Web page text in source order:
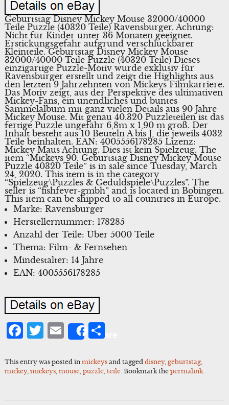
Geburtstag Disney Mickey Mouse 32000/40000
Teile Puzzle (40320 Teile) Ravensburger. Achtung:
Nicht für Kinder unter 36 Monaten geeignet.
Erstickungsgefahr aufgrund verschluckbarer
Kleinteile. Geburtstag Disney Mickey Mouse
32000/40000 Teile Puzzle (40320 Teile) Dieses
einzigartige Puzzle-Motiv wurde exklusiv für
Ravensburger erstellt und zeigt die Highlights aus
den letzten 9 Jahrzehnten von Mickeys Filmkarriere.
Das Motiv zeigt, aus der Perspektive des ultimativen
Mickey-Fans, ein unendliches und buntes
Sammelalbum mit ganz vielen Details aus 90 Jahre
Mickey Mouse. Mit genau 40.320 Puzzleteilen ist das
fertige Puzzle ungefähr 6,8m x 1,90 m groß. Der
Inhalt besteht aus 10 Beuteln A bis J, die jeweils 4032
Teile beinhalten. EAN: 4005556178285 Lizenz:
Mickey Maus Achtung. Dies ist kein Spielzeug. The
item “Mickeys 90. Geburtstag Disney Mickey Mouse
Puzzle 40320 Teile” is in sale since Tuesday, March
24, 2020. This item is in the category
“Spielzeug\Puzzles & Geduldspiele\Puzzles”. The
seller is “fishfever-gmbh” and is located in Bobingen.
This item can be shipped to all countries in Europe.
Marke: Ravensburger
Herstellernummer: 178285
Anzahl der Teile: Über 5000 Teile
Thema: Film- & Fernsehen
Mindestalter: 14 Jahre
EAN: 4005556178285
Facebook
Twitter
Email
ShareShare
This entry was posted in mickeysand tagged disney, geburtstag,
mickey, mickeys, mouse, puzzle, teile. Bookmark the permalink.